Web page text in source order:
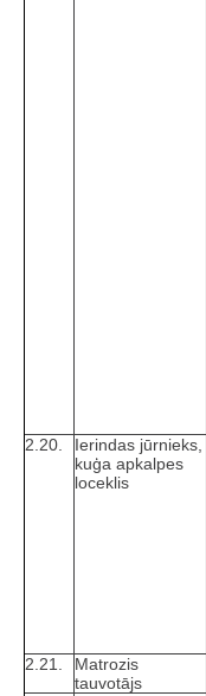
2.20.
Ierindas jūrnieks,
kuģa apkalpes
loceklis
2.21.
Matrozis
tauvotājs